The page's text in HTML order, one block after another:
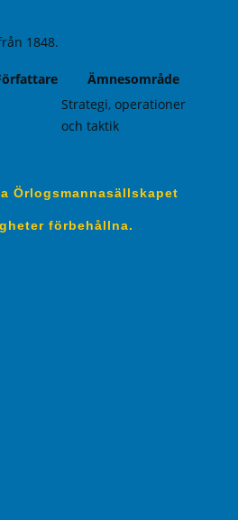
1848.
Ämnesområde
Strategi, operationer
och taktik
Örlogsmannasällskapet
förbehållna.